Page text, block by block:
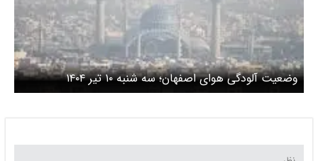
وضعیت آلودگی هوای اصفهان؛ سه شنبه ۱۰ تیر ۱۴۰۴